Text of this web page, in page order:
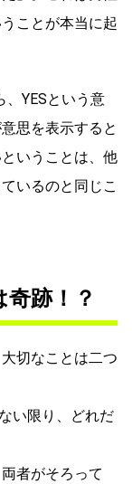
ことが本当に起
、YESという意
思を表示すると
いうことは、他
いるのと同じこ
跡！？
切なことは二つ
い限り、どれだ
者がそろって